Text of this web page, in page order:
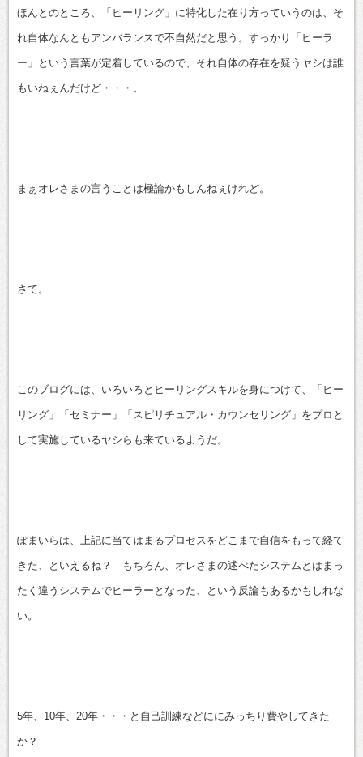
ほんとのところ、「ヒーリング」に特化した在り方っていうのは、そ
れ自体なんともアンバランスで不自然だと思う。すっかり「ヒーラ
ー」という言葉が定着しているので、それ自体の存在を疑うヤシは誰
もいねぇんだけど・・・。
まぁオレさまの言うことは極論かもしんねぇけれど。
さて。
このブログには、いろいろとヒーリングスキルを身につけて、「ヒー
リング」「セミナー」「スピリチュアル・カウンセリング」をプロと
して実施しているヤシらも来ているようだ。
ぽまいらは、上記に当てはまるプロセスをどこまで自信をもって経て
きた、といえるね？ もちろん、オレさまの述べたシステムとはまっ
たく違うシステムでヒーラーとなった、という反論もあるかもしれな
い。
5年、10年、20年・・・と自己訓練などににみっちり費やしてきた
か？